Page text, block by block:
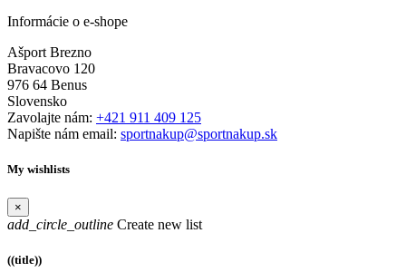
Informácie o e-shope
Ašport Brezno
Bravacovo 120
976 64 Benus
Slovensko
Zavolajte nám: +421 911 409 125
Napište nám email: sportnakup@sportnakup.sk
My wishlists
×
add_circle_outline Create new list
((title))